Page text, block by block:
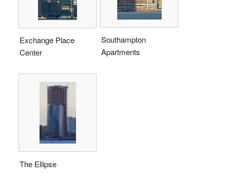
Exchange Place
Center
Southampton
Apartments
The Ellipse